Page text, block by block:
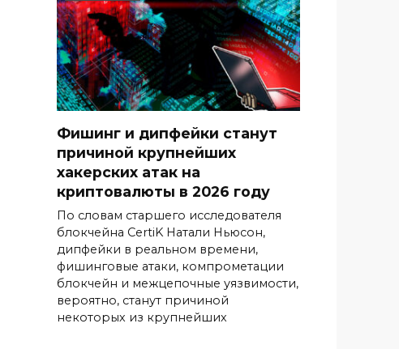
Фишинг и дипфейки станут
причиной крупнейших
хакерских атак на
криптовалюты в 2026 году
По словам старшего исследователя
блокчейна CertiK Натали Ньюсон,
дипфейки в реальном времени,
фишинговые атаки, компрометации
блокчейн и межцепочные уязвимости,
вероятно, станут причиной
некоторых из крупнейших